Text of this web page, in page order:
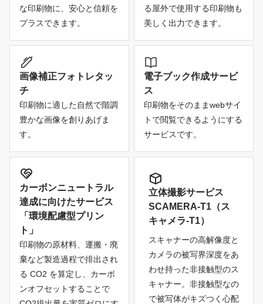
な印刷物に、安心と信頼を
プラスできます。
る屋外で使用する印刷物も
美しく出力できます。
カーボンニュートラル
達成に向けたサービス
「環境配慮型プリン
ト」
印刷物の原材料、運搬・廃
棄など製造過程で排出され
る CO2 を算定し、カーボ
ンオフセットすることで
立体撮影サービス
SCAMERA-T1（ス
キャメラ-T1）
スキャナーの高解像度と
カメラの被写界深度をあ
わせ持った非接触型のス
キャナー。非接触型なの
で被写体がキズつく心配
画像補正フォトレタッ
チ
印刷物に適した自然で階調
豊かな画像を創りあげま
す。
電子ブック作成サービ
ス
印刷物をそのままwebサイ
トで閲覧できるようにする
サービスです。